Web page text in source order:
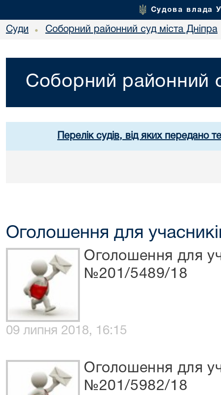
Судова влада
Суди • Соборний районний суд міста Дніпра
Соборний районний
Перелік судів, від яких передано
Оголошення для
Оголошення для
№201/5489/18
09 липня 2018, 16:15
Оголошення для
№201/5982/18